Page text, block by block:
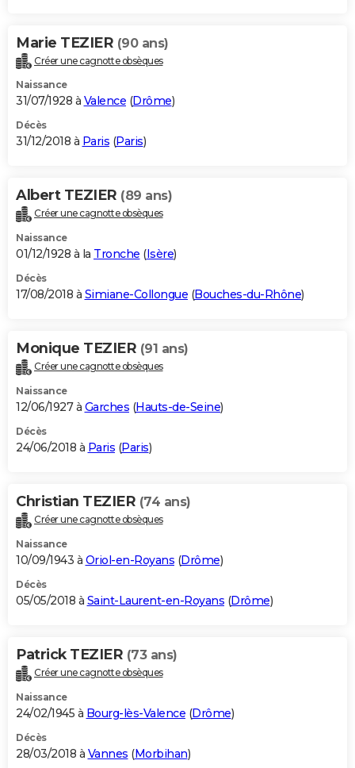
Marie TEZIER (90 ans)
Créer une cagnotte obsèques
Naissance
31/07/1928 à Valence (Drôme)
Décès
31/12/2018 à Paris (Paris)
Albert TEZIER (89 ans)
Créer une cagnotte obsèques
Naissance
01/12/1928 à la Tronche (Isère)
Décès
17/08/2018 à Simiane-Collongue (Bouches-du-Rhône)
Monique TEZIER (91 ans)
Créer une cagnotte obsèques
Naissance
12/06/1927 à Garches (Hauts-de-Seine)
Décès
24/06/2018 à Paris (Paris)
Christian TEZIER (74 ans)
Créer une cagnotte obsèques
Naissance
10/09/1943 à Oriol-en-Royans (Drôme)
Décès
05/05/2018 à Saint-Laurent-en-Royans (Drôme)
Patrick TEZIER (73 ans)
Créer une cagnotte obsèques
Naissance
24/02/1945 à Bourg-lès-Valence (Drôme)
Décès
28/03/2018 à Vannes (Morbihan)